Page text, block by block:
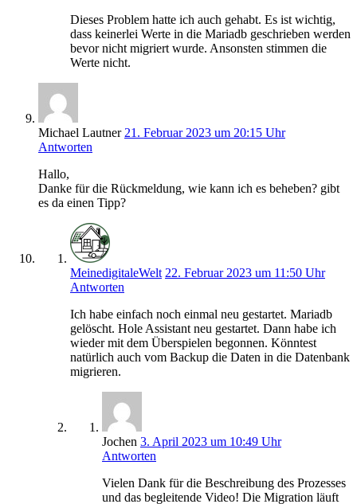
Dieses Problem hatte ich auch gehabt. Es ist wichtig,
dass keinerlei Werte in die Mariadb geschrieben werden
bevor nicht migriert wurde. Ansonsten stimmen die
Werte nicht.
Michael Lautner 21. Februar 2023 um 20:15 Uhr
Antworten
Hallo,
Danke für die Rückmeldung, wie kann ich es beheben? gibt
es da einen Tipp?
MeinedigitaleWelt 22. Februar 2023 um 11:50 Uhr
Antworten
Ich habe einfach noch einmal neu gestartet. Mariadb
gelöscht. Hole Assistant neu gestartet. Dann habe ich
wieder mit dem Überspielen begonnen. Könntest
natürlich auch vom Backup die Daten in die Datenbank
migrieren.
Jochen 3. April 2023 um 10:49 Uhr
Antworten
Vielen Dank für die Beschreibung des Prozesses
und das begleitende Video! Die Migration läuft